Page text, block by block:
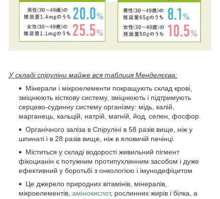
У складі спіруліни майже вся таблиця Менделєєва:
Мінерали і мікроелементи покращують склад крові,
зміцнюють кісткову систему, зміцнюють і підтримують
серцево-судинну систему організму: мідь, калій,
марганець, кальцій, натрій, магній, йод, селен, фосфор.
Органічного заліза в Спіруліні в 58 разів вище, ніж у
шпинаті і в 28 разів вище, ніж в яловичій печінці.
Міститься у складі водорості живильний пігмент
фікоцианін є потужним протипухлинним засобом і дуже
ефективний у боротьбі з онкологією і імунодефіцитом
Це джерело природних вітамінів, мінералів,
мікроелементів, амінокислот, рослинних жирів і білка, а